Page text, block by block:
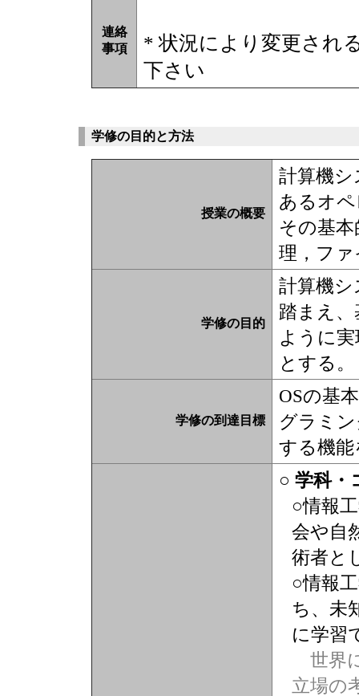
連絡
事項
* 状況により変更され
下さい
学修の目的と方法
授業の概要
計算機
あるオ
その基
理，フ
学修の目的
計算機
踏まえ
ように
とする。
学修の到達目標
OSの基
グラミ
する機
○ 学科・
○情報
会や自
術者と
○情報
ち、未
に学習
世界
立場の